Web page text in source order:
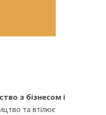
з бізнесом і
та втілює